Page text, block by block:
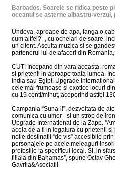
Barbados. Soarele se ridica peste
oceanul se asterne albastru-verzui,
Undeva, aproape de apa, langa o
cum altfel? -, cu ochelari de soare,
un client. Asculta muzica si se
partenerul lui de afaceri din
CUT! Incepand din vara aceasta,
si prietenii in aproape toata lumea.
India sau Egipt. Upgrade
cele mai frumoase si exotice locuri
cu 19 centi/minut, acoperind astfel
Campania “Suna-i!”, dezvoltata de
comunica cu umor - si un strop de
Upgrade International de la Zapp.
acela de a fi in legatura cu prietenii
noile destinatii “de vis” accesibile
personajele pe acele meleaguri
profesiile la specificul local. Si, in
filiala din Bahamas”, spune Octav
Gavrila&Asociatii.